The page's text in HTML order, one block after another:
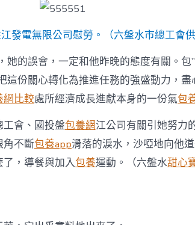
物
質〉
中
發電無限公司慰勞。（六盤水市總工會供
她的誤會，一定和他昨晚的態度有關。包
這份關心轉化為推進任務的強盛動力，盡
網比較處所經濟成長進獻本身的一份氣包
會、國投盤包養網江公司有關引她努力
角不斷包養app滑落的淚水，沙啞地向他道
，導餐與加入包養運動。（六盤水甜心